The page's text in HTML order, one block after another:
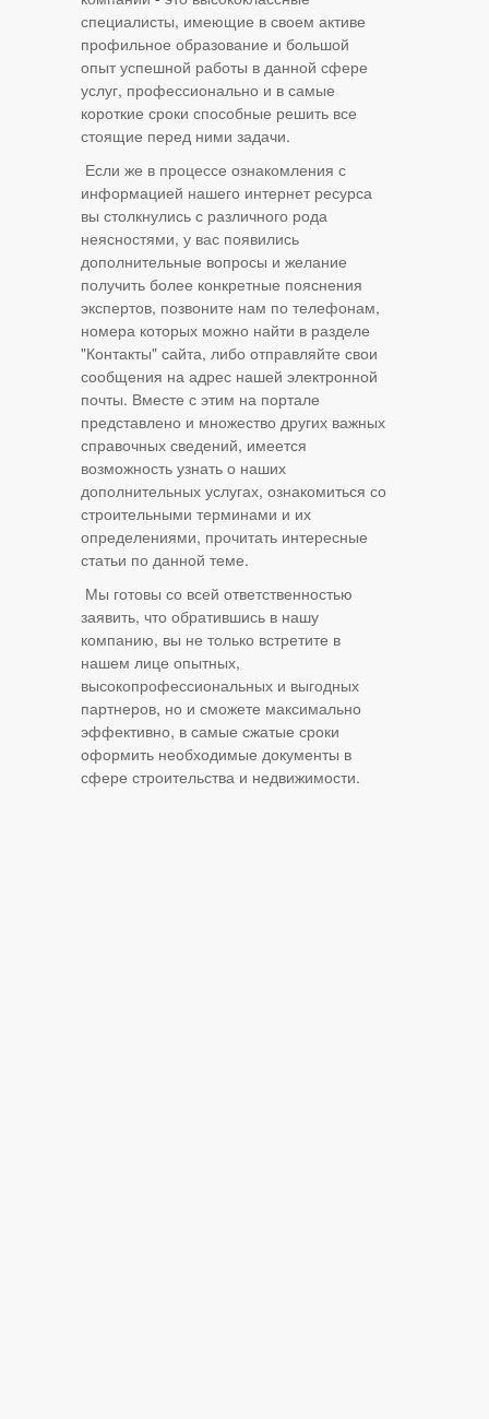
специалисты, имеющие в своем активе
профильное образование и большой
опыт успешной работы в данной сфере
услуг, профессионально и в самые
короткие сроки способные решить все
стоящие перед ними задачи.
Если же в процессе ознакомления с
информацией нашего интернет ресурса
вы столкнулись с различного рода
неясностями, у вас появились
дополнительные вопросы и желание
получить более конкретные пояснения
экспертов, позвоните нам по телефонам,
номера которых можно найти в разделе
"Контакты" сайта, либо отправляйте свои
сообщения на адрес нашей электронной
почты. Вместе с этим на портале
представлено и множество других важных
справочных сведений, имеется
возможность узнать о наших
дополнительных услугах, ознакомиться со
строительными терминами и их
определениями, прочитать интересные
статьи по данной теме.
Мы готовы со всей ответственностью
заявить, что обратившись в нашу
компанию, вы не только встретите в
нашем лице опытных,
высокопрофессиональных и выгодных
партнеров, но и сможете максимально
эффективно, в самые сжатые сроки
оформить необходимые документы в
сфере строительства и недвижимости.